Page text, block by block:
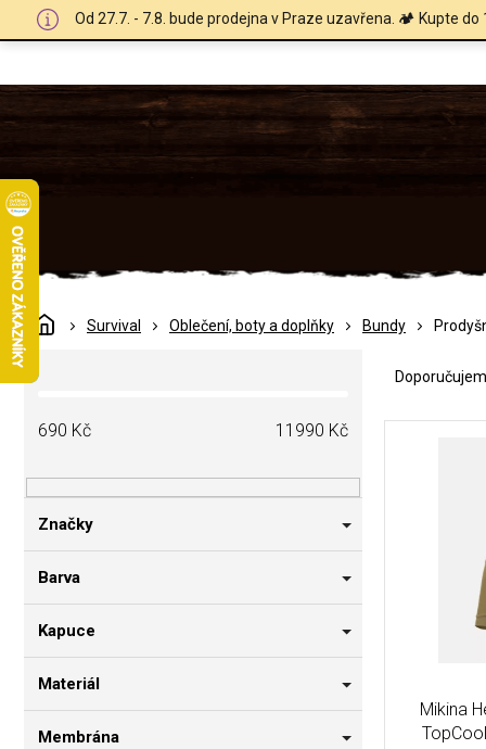
Od 27.7. - 7.8. bude prodejna v Praze uzavřena. 🏕️ Kupte
DomůSurvival Oblečení, boty a doplňky Bundy
P
o
a
n
í
a
690 Kč 11990 Kč
Značky
Barva
Kapuce
Materiál
Membrána
e
Mikina